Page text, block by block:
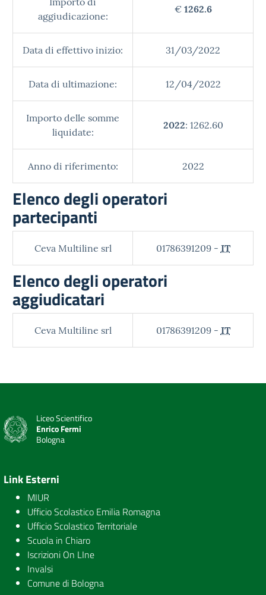
aggiudicazione:
€ 1262.6
Data di effettivo inizio: 31/03/2022
Data di ultimazione: 12/04/2022
Importo delle somme
liquidate:
2022: 1262.60
Anno di riferimento: 2022
Elenco degli operatori
partecipanti
Ceva Multiline srl 01786391209 - IT
Elenco degli operatori
aggiudicatari
Ceva Multiline srl 01786391209 - IT
Liceo Scientifico
Enrico Fermi
Bologna
Link Esterni
MIUR
Ufficio Scolastico Emilia Romagna
Ufficio Scolastico Territoriale
Scuola in Chiaro
Iscrizioni On LIne
Invalsi
Comune di Bologna